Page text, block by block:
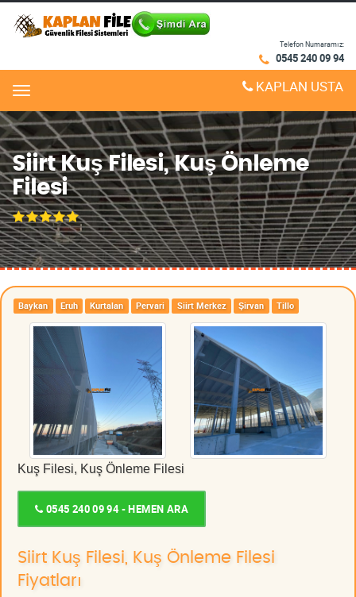
Telefon Numaramız:
0545 240 09 94
Menu KAPLAN USTA
Siirt Kuş Filesi, Kuş Önleme
Filesi
Baykan Eruh Kurtalan Pervari Siirt Merkez Şirvan Tillo
Kuş Filesi, Kuş Önleme Filesi
0545 240 09 94 - HEMEN ARA
Siirt Kuş Filesi, Kuş Önleme Filesi
Fiyatları